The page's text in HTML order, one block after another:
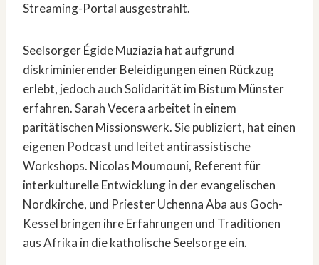
Streaming-Portal ausgestrahlt.
Seelsorger Égide Muziazia hat aufgrund
diskriminierender Beleidigungen einen Rückzug
erlebt, jedoch auch Solidarität im Bistum Münster
erfahren. Sarah Vecera arbeitet in einem
paritätischen Missionswerk. Sie publiziert, hat einen
eigenen Podcast und leitet antirassistische
Workshops. Nicolas Moumouni, Referent für
interkulturelle Entwicklung in der evangelischen
Nordkirche, und Priester Uchenna Aba aus Goch-
Kessel bringen ihre Erfahrungen und Traditionen
aus Afrika in die katholische Seelsorge ein.